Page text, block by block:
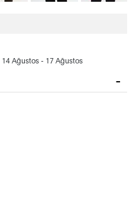
14 Ağustos - 17 Ağustos